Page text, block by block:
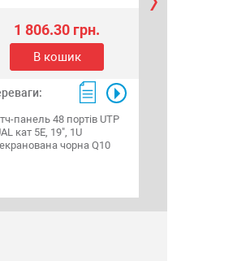
1 806.30 грн.
В кошик
панель 48 портів UTP
кат 5Е, 19", 1U
чорна Q10